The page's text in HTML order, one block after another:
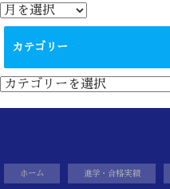
ア
ー
カテゴリー
カ
テ
ゴ
ホーム 進学・合格実績